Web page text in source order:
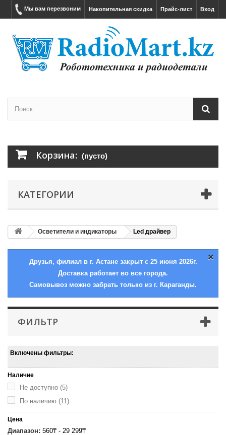
Вход
Прайс-лист
Накопительная скидка
Мы вам перезвоним
Корзина: (пусто)
КАТЕГОРИИ
Осветители и индикаторы Led драйвер
×
Друзья, филиал в г. Астане закрыт с 25 июня 2026г.
Доставка работает во все города.
Самовывоз можно забрать только из г. Караганды.
ФИЛЬТР
Включены фильтры:
Наличие
Не доступно (5)
По наличию (11)
Цена
Диапазон: 560₸ - 29 299₸